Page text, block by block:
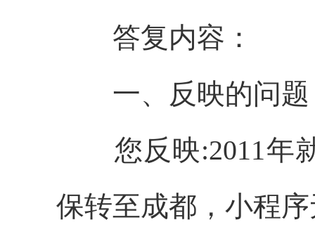
答复内容：
一、反映的问题
您反映:2011年
保转至成都，小程